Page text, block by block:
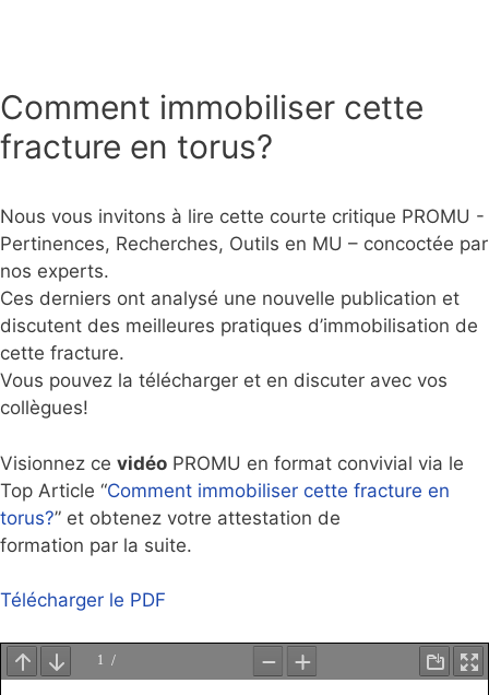
Comment immobiliser cette
fracture en torus?
Nous vous invitons à lire cette courte critique PROMU -
Pertinences, Recherches, Outils en MU – concoctée par
nos experts.
Ces derniers ont analysé une nouvelle publication et
discutent des meilleures pratiques d’immobilisation de
cette fracture.
Vous pouvez la télécharger et en discuter avec vos
collègues!
Visionnez ce vidéo PROMU en format convivial via le
Top Article “Comment immobiliser cette fracture en
torus?” et obtenez votre attestation de
formation par la suite.
Télécharger le PDF